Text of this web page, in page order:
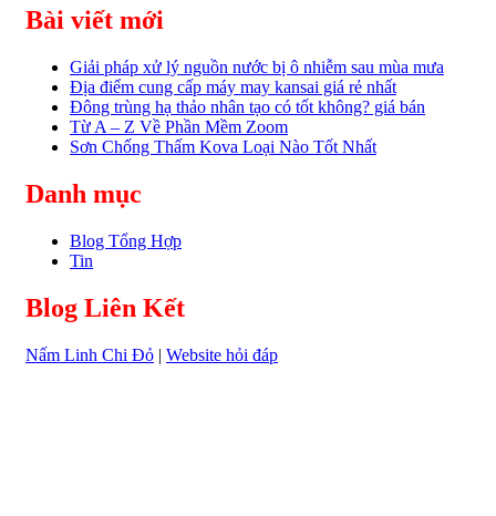
Bài viết mới
Giải pháp xử lý nguồn nước bị ô nhiễm sau mùa mưa
Địa điểm cung cấp máy may kansai giá rẻ nhất
Đông trùng hạ thảo nhân tạo có tốt không? giá bán
Từ A – Z Về Phần Mềm Zoom
Sơn Chống Thấm Kova Loại Nào Tốt Nhất
Danh mục
Blog Tổng Hợp
Tin
Blog Liên Kết
Nấm Linh Chi Đỏ | Website hỏi đáp